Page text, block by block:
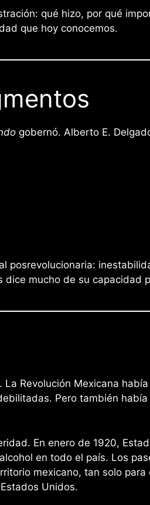
qué hizo, por qué
que hoy conocemos.
gobernó. Alberto E.
posrevolucionaria:
mucho de su capacidad
Revolución Mexicana
Pero también
En enero de 1920,
en todo el país. Los
mexicano, tan solo
Unidos.